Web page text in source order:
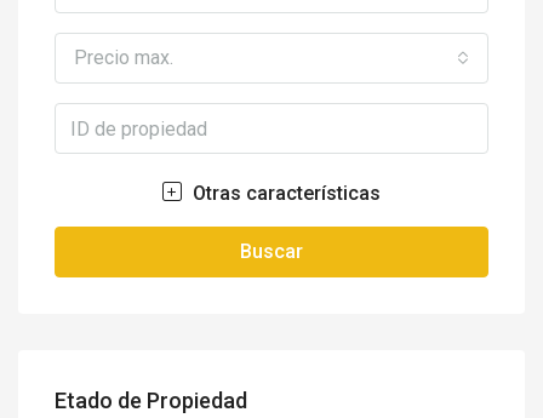
Precio max.
Otras características
Buscar
Etado de Propiedad